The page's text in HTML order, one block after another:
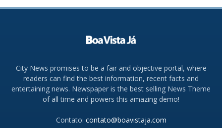
City News promises to be a fair and objective portal, where
readers can find the best information, recent facts and
entertaining news. Newspaper is the best selling News Theme
of all time and powers this amazing demo!
Contato: contato@boavistaja.com